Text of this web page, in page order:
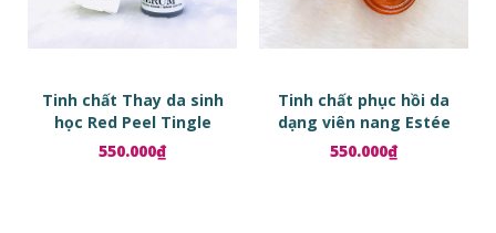
Tinh chất Thay da sinh
học Red Peel Tingle
Serum
550.000₫
Tinh chất phục hồi da
dạng viên nang Estée
Lauder Advanced Night
Repair Ampoules
550.000₫